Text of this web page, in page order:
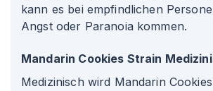
kann es bei empfindlichen
Angst oder Paranoia kommen.
Mandarin Cookies Strain
Medizinisch wird Mandarin